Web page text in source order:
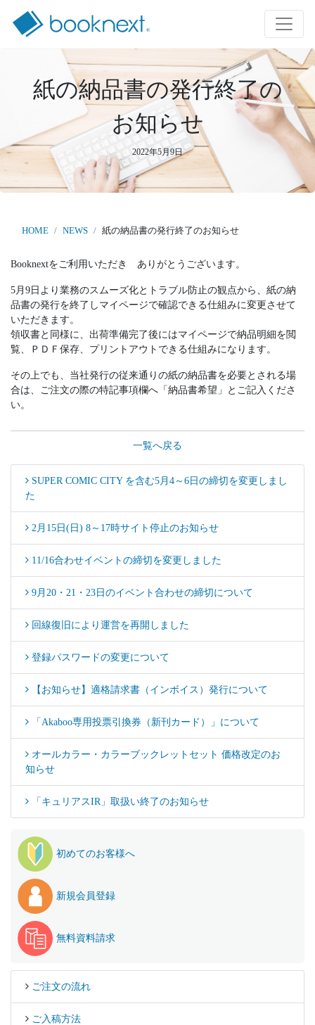
紙の納品書の発行終了の
お知らせ
2022年5月9日
HOME NEWS 紙の納品書の発行終了のお知らせ
Booknextをご利用いただき ありがとうございます。
5月9日より業務のスムーズ化とトラブル防止の観点から、紙の納
品書の発行を終了しマイページで確認できる仕組みに変更させて
いただきます。
領収書と同様に、出荷準備完了後にはマイページで納品明細を閲
覧、ＰＤＦ保存、プリントアウトできる仕組みになります。
その上でも、当社発行の従来通りの紙の納品書を必要とされる場
合は、ご注文の際の特記事項欄へ「納品書希望」とご記入くださ
い。
一覧へ戻る
SUPER COMIC CITY を含む5月4～6日の締切を変更しまし
た
2月15日(日) 8～17時サイト停止のお知らせ
11/16合わせイベントの締切を変更しました
9月20・21・23日のイベント合わせの締切について
回線復旧により運営を再開しました
登録パスワードの変更について
【お知らせ】適格請求書（インボイス）発行について
「Akaboo専用投票引換券（新刊カード）」について
オールカラー・カラーブックレットセット 価格改定のお
知らせ
「キュリアスIR」取扱い終了のお知らせ
初めてのお客様へ
新規会員登録
無料資料請求
ご注文の流れ
ご入稿方法